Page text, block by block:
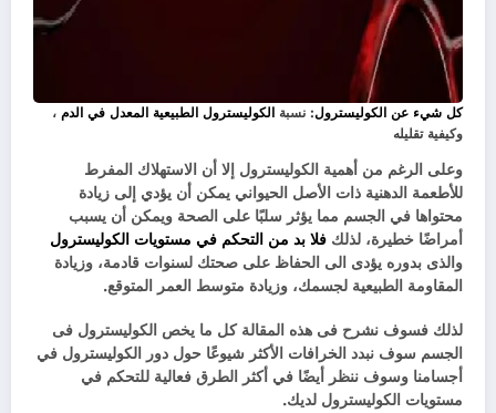
كل شيء عن الكوليسترول: نسبة الكوليسترول الطبيعية المعدل في الدم ،
وكيفية تقليله
وعلى الرغم من أهمية الكوليسترول إلا أن الاستهلاك المفرط
للأطعمة الدهنية ذات الأصل الحيواني يمكن أن يؤدي إلى زيادة
محتواها في الجسم مما يؤثر سلبًا على الصحة ويمكن أن يسبب
أمراضًا خطيرة، لذلك فلا بد من التحكم في مستويات الكوليسترول
والذى بدوره يؤدى الى الحفاظ على صحتك لسنوات قادمة، وزيادة
المقاومة الطبيعية لجسمك، وزيادة متوسط ​​العمر المتوقع.
لذلك فسوف نشرح فى هذه المقالة كل ما يخص الكوليسترول فى
الجسم سوف نبدد الخرافات الأكثر شيوعًا حول دور الكوليسترول في
أجسامنا وسوف ننظر أيضًا في أكثر الطرق فعالية للتحكم في
مستويات الكوليسترول لديك.